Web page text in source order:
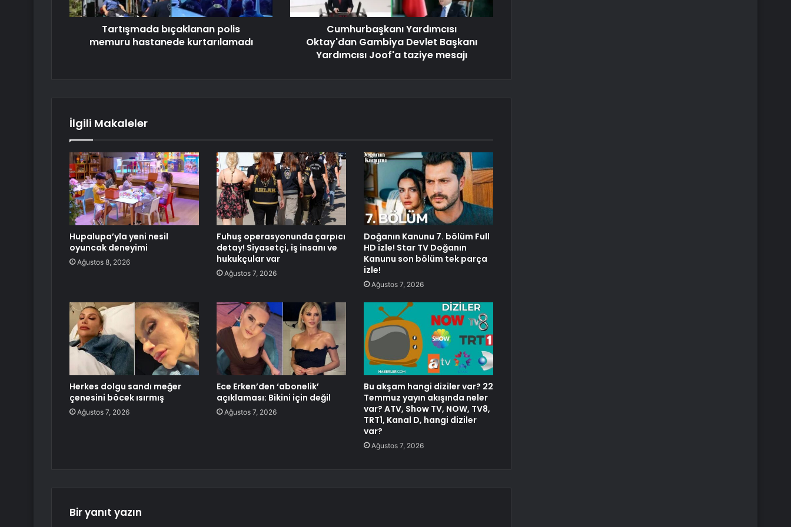
Tartışmada bıçaklanan polis
memuru hastanede kurtarılamadı
Cumhurbaşkanı Yardımcısı
Oktay'dan Gambiya Devlet Başkanı
Yardımcısı Joof'a taziye mesajı
İlgili Makaleler
Hupalupa’yla yeni nesil
oyuncak deneyimi
Ağustos 8, 2026
Fuhuş operasyonunda çarpıcı
detay! Siyasetçi, iş insanı ve
hukukçular var
Ağustos 7, 2026
Doğanın Kanunu 7. bölüm Full
HD izle! Star TV Doğanın
Kanunu son bölüm tek parça
izle!
Ağustos 7, 2026
Herkes dolgu sandı meğer
çenesini böcek ısırmış
Ağustos 7, 2026
Ece Erken’den ‘abonelik’
açıklaması: Bikini için değil
Ağustos 7, 2026
Bu akşam hangi diziler var? 22
Temmuz yayın akışında neler
var? ATV, Show TV, NOW, TV8,
TRT1, Kanal D, hangi diziler
var?
Ağustos 7, 2026
Bir yanıt yazın